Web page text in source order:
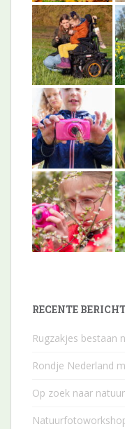
RECENTE
Rugzakjes bestaan
Rondje Nederland
Op zoek naar